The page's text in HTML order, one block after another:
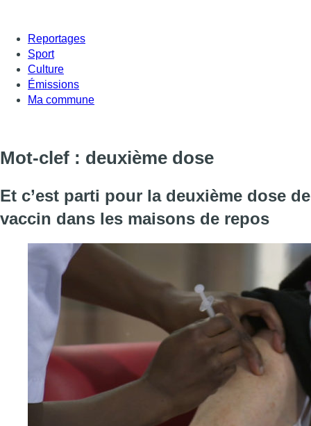
Reportages
Sport
Culture
Émissions
Ma commune
Mot-clef : deuxième dose
Et c’est parti pour la deuxième dose de
vaccin dans les maisons de repos